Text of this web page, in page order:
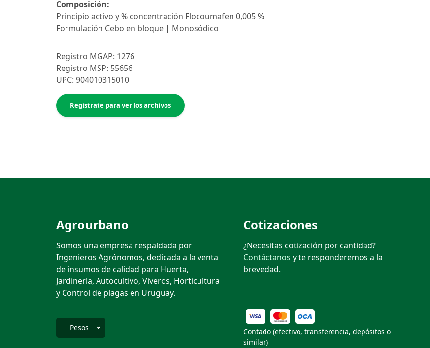
Composición:
Principio activo y % concentración Flocoumafen 0,005 %
Formulación Cebo en bloque | Monosódico
Registro MGAP: 1276
Registro MSP: 55656
UPC: 904010315010
Registrate para ver los archivos
Agrourbano
Somos una empresa respaldada por
Ingenieros Agrónomos, dedicada a la venta
de insumos de calidad para Huerta,
Jardinería, Autocultivo, Viveros, Horticultura
y Control de plagas en Uruguay.
Pesos
Cotizaciones
¿Necesitas cotización por cantidad?
Contáctanos y te responderemos a la
brevedad.
Contado (efectivo, transferencia, depósitos o
similar)